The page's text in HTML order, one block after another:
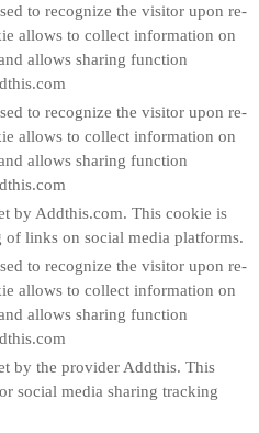
to recognize the visitor upon re-
allows to collect information on
allows sharing function
to recognize the visitor upon re-
allows to collect information on
allows sharing function
by Addthis.com. This cookie is
of links on social media platforms.
to recognize the visitor upon re-
allows to collect information on
allows sharing function
by the provider Addthis. This
social media sharing tracking